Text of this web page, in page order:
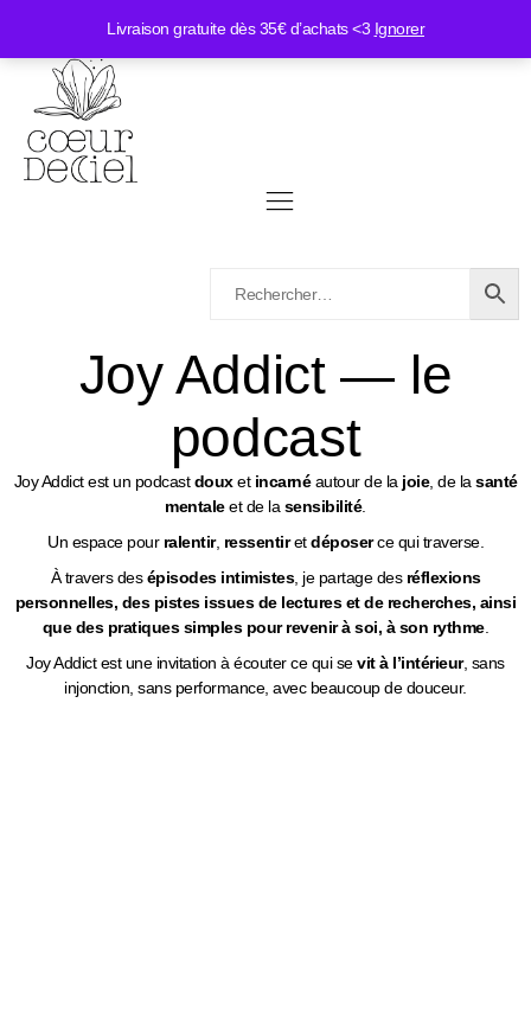
Livraison gratuite dès 35€ d’achats <3 Ignorer
Joy Addict — le
podcast
Joy Addict est un podcastdouxet incarnéautour de la joie, de la santé
mentaleet de la sensibilité.
Un espace pour ralentir, ressentiretdéposerce qui traverse.
À travers desépisodes intimistes, je partage des réflexions
personnelles, des pistes issues de lectures et de recherches, ainsi
que des pratiques simples pour revenir à soi, à son rythme.
Joy Addict est une invitation à écouter ce qui sevit à l’intérieur, sans
injonction, sans performance, avec beaucoup de douceur.